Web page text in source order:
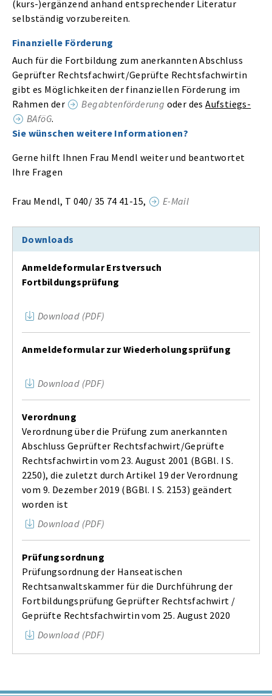
(kurs-)ergänzend anhand entsprechender Literatur
selbständig vorzubereiten.
Finanzielle Förderung
Auch für die Fortbildung zum anerkannten Abschluss
Geprüfter Rechtsfachwirt/Geprüfte Rechtsfachwirtin
gibt es Möglichkeiten der finanziellen Förderung im
Rahmen der
Begabtenförderung oder desAufstiegs-
BAföG.
Sie wünschen weitere Informationen?
Gerne hilft Ihnen Frau Mendl weiter und beantwortet
Ihre Fragen
Frau Mendl, T 040/ 35 74 41-15, E-Mail
Downloads
Anmeldeformular Erstversuch
Fortbildungsprüfung
Download (PDF)
Anmeldeformular zur Wiederholungsprüfung
Download (PDF)
Verordnung
Verordnung über die Prüfung zum anerkannten
Abschluss Geprüfter Rechtsfachwirt/Geprüfte
Rechtsfachwirtin vom 23. August 2001 (BGBl. I S.
2250), die zuletzt durch Artikel 19 der Verordnung
vom 9. Dezember 2019 (BGBl. I S. 2153) geändert
worden ist
Download (PDF)
Prüfungsordnung
Prüfungsordnung der Hanseatischen
Rechtsanwaltskammer für die Durchführung der
Fortbildungsprüfung Geprüfter Rechtsfachwirt /
Geprüfte Rechtsfachwirtin vom 25. August 2020
Download (PDF)